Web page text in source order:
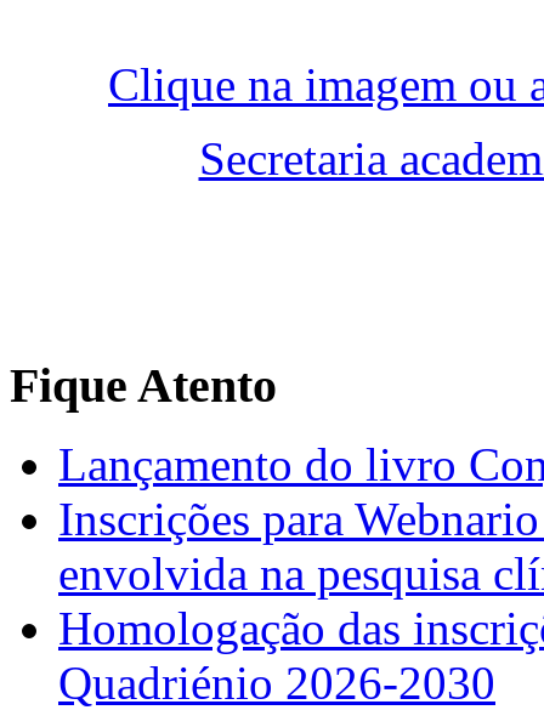
Clique na imagem ou
Secretaria
Fique Atento
Lançamento do livro
Inscrições para
envolvida na pesquisa
Homologação das
Quadriénio 2026-2030